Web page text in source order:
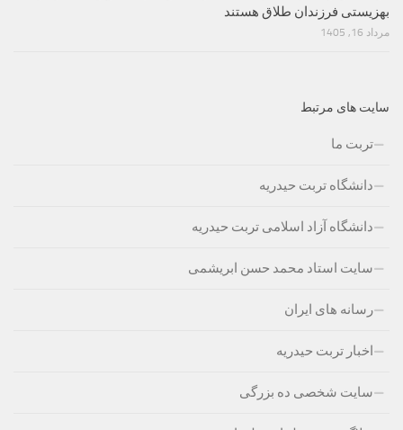
بهزیستی فرزندان طلاق هستند
مرداد 16, 1405
سایت های مرتبط
تربت ما
دانشگاه تربت حیدریه
دانشگاه آزاد اسلامی تربت حیدریه
سایت استاد محمد حسن ابریشمی
رسانه های ایران
اخبار تربت حیدریه
سایت شخصی ده بزرگی